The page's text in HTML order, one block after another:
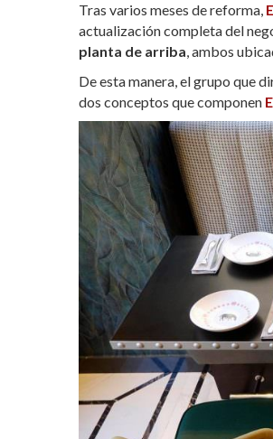
at
s
A
p
p
e
b
o
o
k
itt
er
m
p
ar
ti
r
Tras varios meses de reforma,
actualización completa del
planta de arriba, ambos
De esta manera, el grupo que
dos conceptos que componen